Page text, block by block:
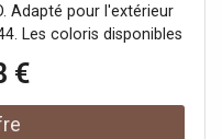
Adapté pour l'extérieur
Les coloris disponibles
peut également être
correspondants de la
des modules à LED
€